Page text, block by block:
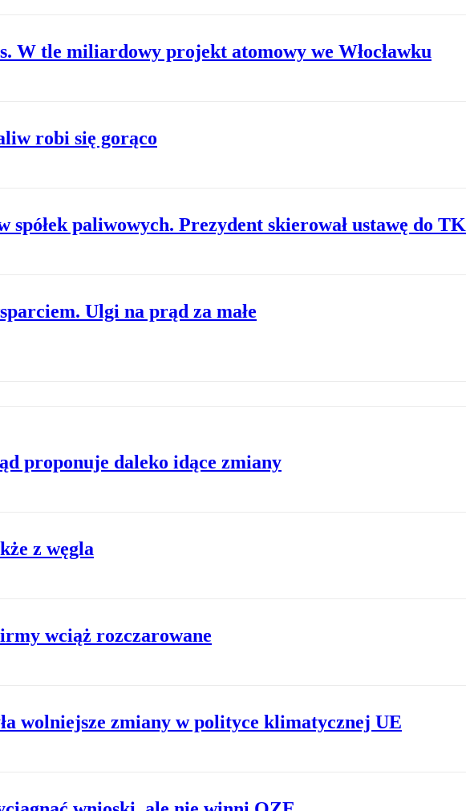
W tle miliardowy projekt atomowy we Włocławku
robi się gorąco
spółek paliwowych. Prezydent skierował ustawę do TK
Ulgi na prąd za małe
proponuje daleko idące zmiany
z węgla
wciąż rozczarowane
wolniejsze zmiany w polityce klimatycznej UE